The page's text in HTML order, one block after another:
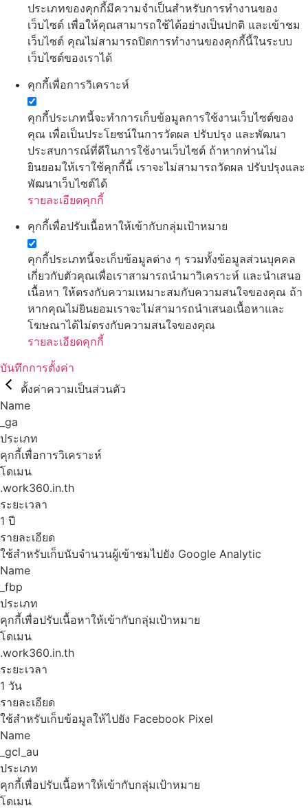
ประเภทของคุกกี้มีความจำเป็นสำหรับการทำงานของ
เว็บไซต์ เพื่อให้คุณสามารถใช้ได้อย่างเป็นปกติ และเข้าชม
เว็บไซต์ คุณไม่สามารถปิดการทำงานของคุกกี้นี้ในระบบ
เว็บไซต์ของเราได้
คุกกี้เพื่อการวิเคราะห์
คุกกี้ประเภทนี้จะทำการเก็บข้อมูลการใช้งานเว็บไซต์ของ
คุณ เพื่อเป็นประโยชน์ในการวัดผล ปรับปรุง และพัฒนา
ประสบการณ์ที่ดีในการใช้งานเว็บไซต์ ถ้าหากท่านไม่
ยินยอมให้เราใช้คุกกี้นี้ เราจะไม่สามารถวัดผล ปรับปรุงและ
พัฒนาเว็บไซต์ได้
รายละเอียดคุกกี้
คุกกี้เพื่อปรับเนื้อหาให้เข้ากับกลุ่มเป้าหมาย
คุกกี้ประเภทนี้จะเก็บข้อมูลต่าง ๆ รวมทั้งข้อมูลส่วนบุคคล
เกี่ยวกับตัวคุณเพื่อเราสามารถนำมาวิเคราะห์ และนำเสนอ
เนื้อหา ให้ตรงกับความเหมาะสมกับความสนใจของคุณ ถ้า
หากคุณไม่ยินยอมเราจะไม่สามารถนำเสนอเนื้อหาและ
โฆษณาได้ไม่ตรงกับความสนใจของคุณ
รายละเอียดคุกกี้
บันทึกการตั้งค่า
ตั้งค่าความเป็นส่วนตัว
Name
_ga
ประเภท
คุกกี้เพื่อการวิเคราะห์
โดเมน
.work360.in.th
ระยะเวลา
1 ปี
รายละเอียด
ใช้สำหรับเก็บนับจำนวนผู้เข้าชมไปยัง Google Analytic
Name
_fbp
ประเภท
คุกกี้เพื่อปรับเนื้อหาให้เข้ากับกลุ่มเป้าหมาย
โดเมน
.work360.in.th
ระยะเวลา
1 วัน
รายละเอียด
ใช้สำหรับเก็บข้อมูลให้ไปยัง Facebook Pixel
Name
_gcl_au
ประเภท
คุกกี้เพื่อปรับเนื้อหาให้เข้ากับกลุ่มเป้าหมาย
โดเมน